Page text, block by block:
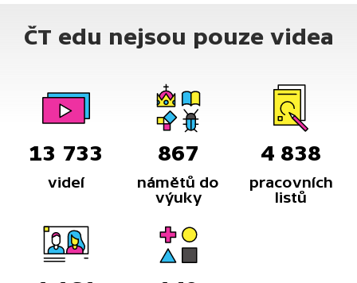
z měsíční krajiny. Na povrchu Měsíce strávili přes dvě
hodiny a sesbírali 22 kg vzorků měsíční horniny. Pořad
ČT edu nejsou pouze videa
13 733
videí
867
námětů do
výuky
4 838
pracovních
listů